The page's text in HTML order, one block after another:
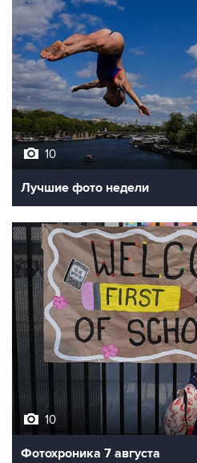
10
Лучшие фото недели
10
Фотохроника 7 августа